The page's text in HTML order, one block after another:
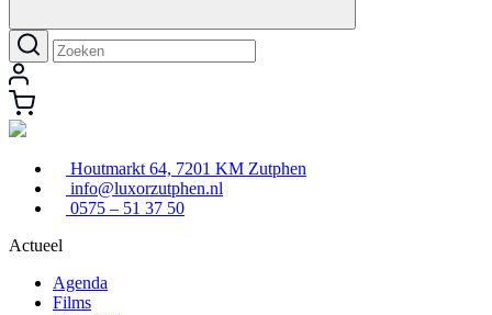
Houtmarkt 64, 7201 KM Zutphen
info@luxorzutphen.nl
0575 – 51 37 50
Actueel
Agenda
Films